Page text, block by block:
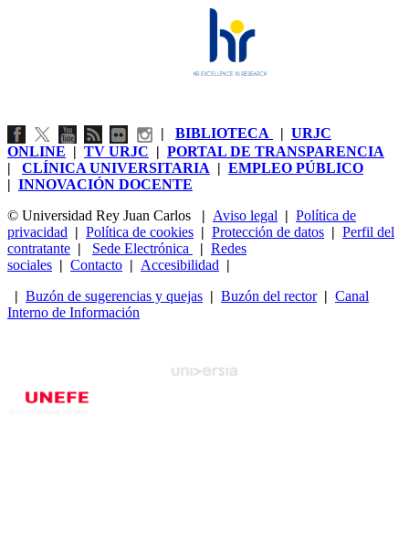
| BIBLIOTECA | URJC
ONLINE | TV URJC | PORTAL DE TRANSPARENCIA
| CLÍNICA UNIVERSITARIA | EMPLEO PÚBLICO
| INNOVACIÓN DOCENTE
© Universidad Rey Juan Carlos
| Aviso legal | Política de
privacidad | Política de cookies | Protección de datos | Perfil del
contratante | Sede Electrónica | Redes
sociales | Contacto | Accesibilidad |
| Buzón de sugerencias y quejas | Buzón del rector| Canal
Interno de Información